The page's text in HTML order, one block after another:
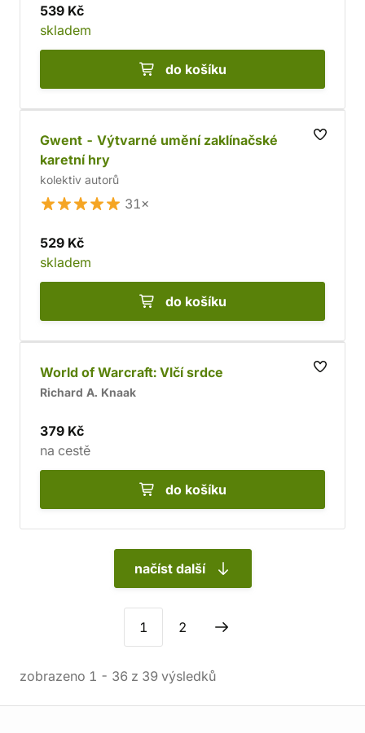
539 Kč
skladem
do košíku
Gwent - Výtvarné umění zaklínačské
karetní hry
kolektiv autorů
31×
529 Kč
skladem
do košíku
World of Warcraft: Vlčí srdce
Richard A. Knaak
379 Kč
na cestě
do košíku
načíst další
1 2
zobrazeno 1 - 36 z 39 výsledků